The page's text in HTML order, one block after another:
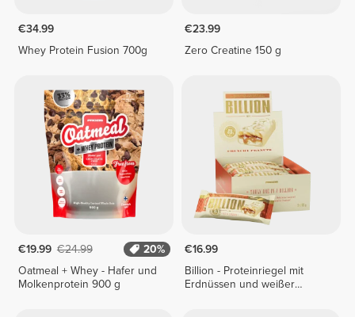
€34.99
Whey Protein Fusion 700g
€23.99
Zero Creatine 150 g
€19.99 €24.99
20%
Oatmeal + Whey - Hafer und
Molkenprotein 900 g
€16.99
Billion - Proteinriegel mit
Erdnüssen und weißer